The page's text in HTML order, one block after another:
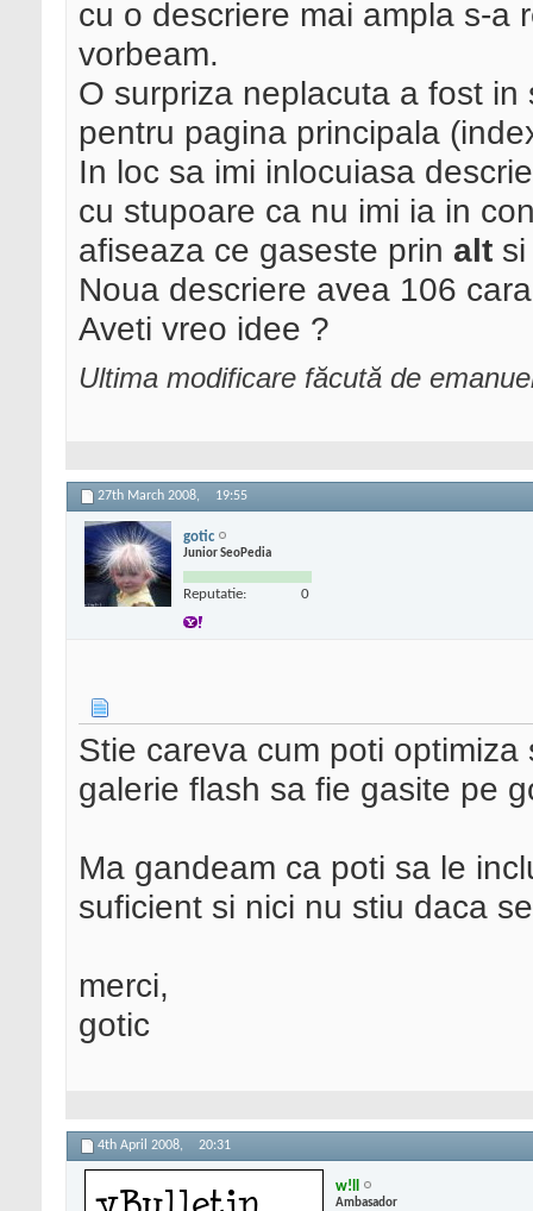
cu o descriere mai ampla s-a
vorbeam.
O surpriza neplacuta a fost
pentru pagina principala
In loc sa imi inlocuiasa
cu stupoare ca nu imi ia in
afiseaza ce gaseste prin alt
Noua descriere avea 106
Aveti vreo idee ?
Ultima modificare făcută de
27th March 2008, 19:55
gotic
Junior SeoPedia
Reputatie: 0
Stie careva cum poti
galerie flash sa fie gasite pe
Ma gandeam ca poti sa le
suficient si nici nu stiu daca
merci,
gotic
4th April 2008, 20:31
w!ll
Ambasador